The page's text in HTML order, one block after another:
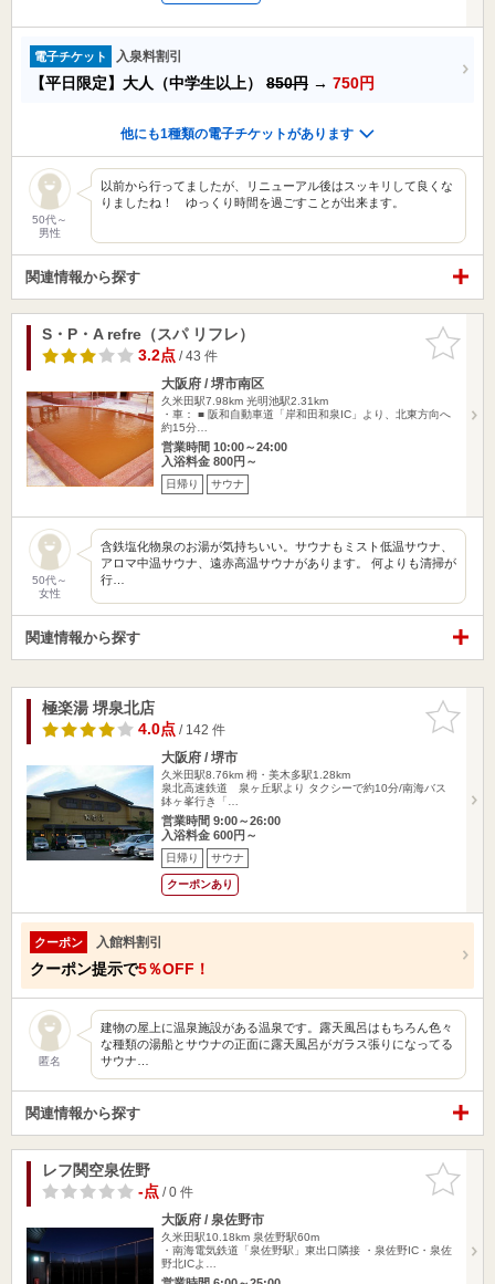
電子チケット 入泉料割引
【平日限定】大人（中学生以上） 850円 → 750円
他にも1種類の電子チケットがあります
50代～
男性
以前から行ってましたが、リニューアル後はスッキリして良くな
りましたね！ ゆっくり時間を過ごすことが出来ます。
関連情報から探す
お気に入
りに追加
S・P・A refre（スパ リフレ）
3.2点/ 43 件
大阪府 / 堺市南区
久米田駅7.98km 光明池駅2.31km
・車： ■ 阪和自動車道「岸和田和泉IC」より、北東方向へ
約15分…
営業時間 10:00～24:00
入浴料金 800円～
日帰り サウナ
50代～
女性
含鉄塩化物泉のお湯が気持ちいい。サウナもミスト低温サウナ、
アロマ中温サウナ、遠赤高温サウナがあります。 何よりも清掃が
行…
関連情報から探す
お気に入
りに追加
極楽湯 堺泉北店
4.0点/ 142 件
大阪府 / 堺市
久米田駅8.76km 栂・美木多駅1.28km
泉北高速鉄道 泉ヶ丘駅より タクシーで約10分/南海バス
鉢ヶ峯行き「…
営業時間 9:00～26:00
入浴料金 600円～
日帰り サウナ
クーポンあり
クーポン 入館料割引
クーポン提示で5％OFF！
匿名
建物の屋上に温泉施設がある温泉です。露天風呂はもちろん色々
な種類の湯船とサウナの正面に露天風呂がガラス張りになってる
サウナ…
関連情報から探す
お気に入
りに追加
レフ関空泉佐野
-点/ 0 件
大阪府 / 泉佐野市
久米田駅10.18km 泉佐野駅60m
・南海電気鉄道「泉佐野駅」東出口隣接 ・泉佐野IC・泉佐
野北ICよ…